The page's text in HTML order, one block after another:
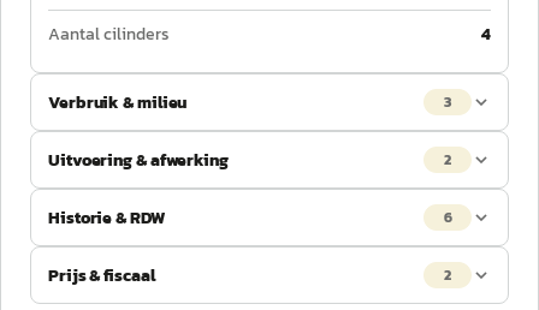
Aantal cilinders
4
Verbruik & milieu 3
Uitvoering & afwerking 2
Historie & RDW 6
Prijs & fiscaal 2